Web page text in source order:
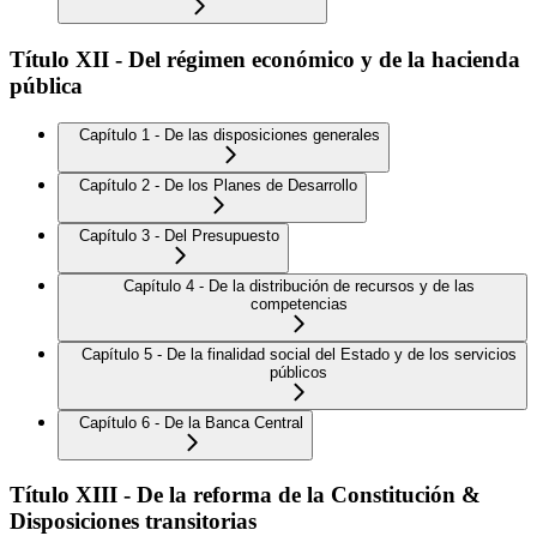
Título XII - Del régimen económico y de la hacienda
pública
Capítulo 1 - De las disposiciones generales
Capítulo 2 - De los Planes de Desarrollo
Capítulo 3 - Del Presupuesto
Capítulo 4 - De la distribución de recursos y de las
competencias
Capítulo 5 - De la finalidad social del Estado y de los servicios
públicos
Capítulo 6 - De la Banca Central
Título XIII - De la reforma de la Constitución &
Disposiciones transitorias